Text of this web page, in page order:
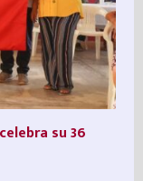
su 36º